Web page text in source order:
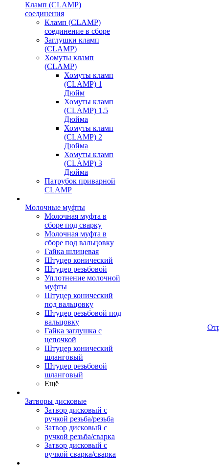
Кламп (CLAMP)
соединения
Кламп (CLAMP)
соединение в сборе
Заглушки кламп
(CLAMP)
Хомуты кламп
(CLAMP)
Хомуты кламп
(CLAMP) 1
Дюйм
Хомуты кламп
(CLAMP) 1,5
Дюйма
Хомуты кламп
(CLAMP) 2
Дюйма
Хомуты кламп
(CLAMP) 3
Дюйма
Патрубок приварной
CLAMP
Молочные муфты
Молочная муфта в
сборе под сварку
Молочная муфта в
сборе под вальцовку
Гайка шлицевая
Штуцер конический
Штуцер резьбовой
Уплотнение молочной
муфты
Штуцер конический
под вальцовку
Штуцер резьбовой под
вальцовку
Гайка заглушка с
цепочкой
Штуцер конический
шланговый
Штуцер резьбовой
шланговый
Ещё
Затворы дисковые
Затвор дисковый с
ручкой резьба/резьба
Затвор дисковый с
ручкой резьба/сварка
Затвор дисковый с
ручкой сварка/сварка